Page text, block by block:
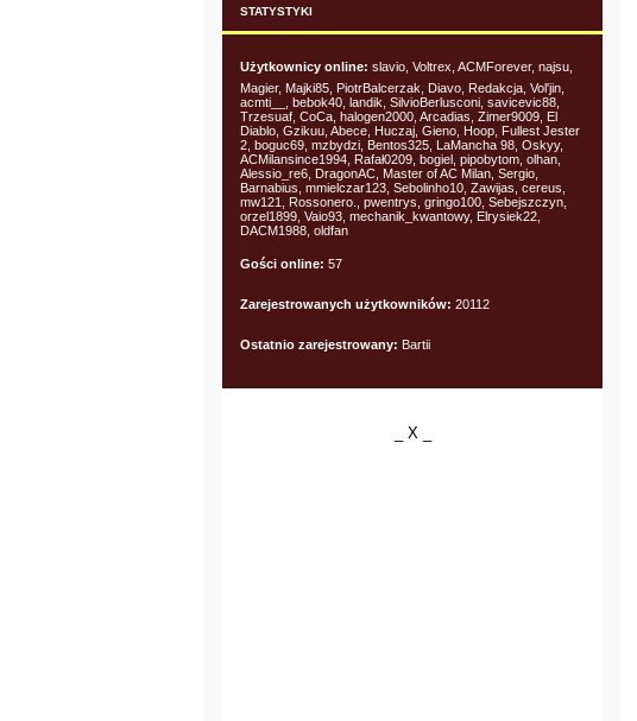
STATYSTYKI
Użytkownicy online: slavio, Voltrex, ACMForever, najsu,
Magier, Majki85, PiotrBalcerzak, Diavo, Redakcja, Vol'jin,
acmti__, bebok40, landik, SilvioBerlusconi, savicevic88,
Trzesuaf, CoCa, halogen2000, Arcadias, Zimer9009, El
Diablo, Gzikuu, Abece, Huczaj, Gieno, Hoop, Fullest Jester
2, boguc69, mzbydzi, Bentos325, LaMancha 98, Oskyy,
ACMilansince1994, Rafał0209, bogiel, pipobytom, olhan,
Alessio_re6, DragonAC, Master of AC Milan, Sergio,
Barnabius, mmielczar123, Sebolinho10, Zawijas, cereus,
mw121, Rossonero., pwentrys, gringo100, Sebejszczyn,
orzel1899, Vaio93, mechanik_kwantowy, Elrysiek22,
DACM1988, oldfan
Gości online: 57
Zarejestrowanych użytkowników: 20112
Ostatnio zarejestrowany: Bartii
_ X _